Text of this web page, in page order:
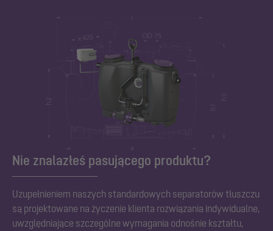
Nie znalazłeś pasującego produktu?
Uzupełnieniem naszych standardowych separatorów tłuszczu
są projektowane na życzenie klienta rozwiązania indywidualne,
uwzględniające szczególne wymagania odnośnie kształtu,